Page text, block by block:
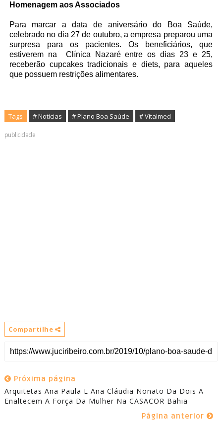
Homenagem aos Associados
Para marcar a data de aniversário do Boa Saúde,
celebrado no dia 27 de outubro, a empresa preparou uma
surpresa para os pacientes. Os beneficiários, que
estiverem na Clínica Nazaré entre os dias 23 e 25,
receberão cupcakes tradicionais e diets, para aqueles
que possuem restrições alimentares.
Tags # Noticias # Plano Boa Saúde # Vitalmed
publicidade
Compartilhe
Próxima página
Arquitetas Ana Paula E Ana Cláudia Nonato Da Dois A
Enaltecem A Força Da Mulher Na CASACOR Bahia
Página anterior